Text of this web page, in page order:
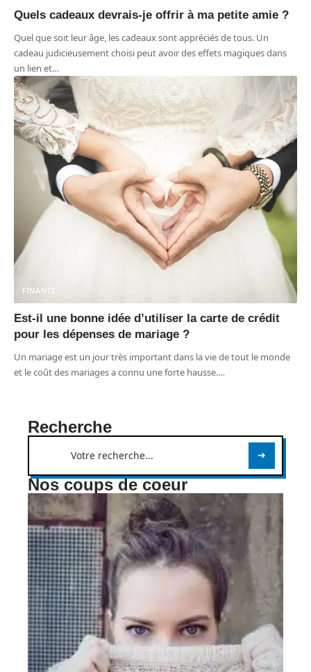
Quels cadeaux devrais-je offrir à ma petite amie ?
Quel que soit leur âge, les cadeaux sont appréciés de tous. Un
cadeau judicieusement choisi peut avoir des effets magiques dans
un lien et…
FINANCE
Est-il une bonne idée d’utiliser la carte de crédit
pour les dépenses de mariage ?
Un mariage est un jour très important dans la vie de tout le monde
et le coût des mariages a connu une forte hausse.…
Recherche
Nos coups de coeur